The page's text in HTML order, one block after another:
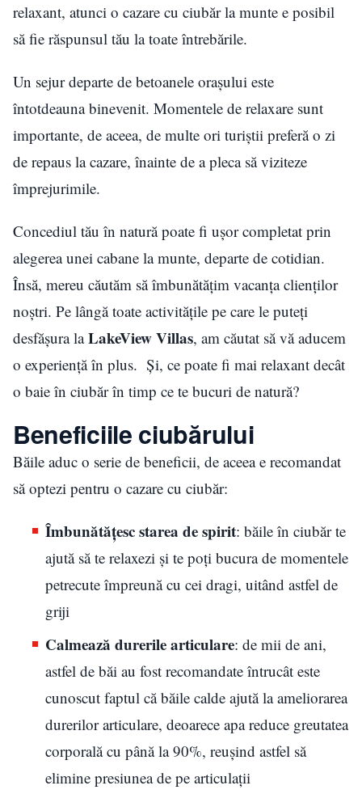
relaxant, atunci o cazare cu ciubăr la munte e posibil
să fie răspunsul tău la toate întrebările.
Un sejur departe de betoanele orașului este
întotdeauna binevenit. Momentele de relaxare sunt
importante, de aceea, de multe ori turiștii preferă o zi
de repaus la cazare, înainte de a pleca să viziteze
împrejurimile.
Concediul tău în natură poate fi ușor completat prin
alegerea unei cabane la munte, departe de cotidian.
Însă, mereu căutăm să îmbunătățim vacanța clienților
noștri. Pe lângă toate activitățile pe care le puteți
desfășura laLakeView Villas, am căutat să vă aducem
o experiență în plus. Și, ce poate fi mai relaxant decât
o baie în ciubăr în timp ce te bucuri de natură?
Beneficiile ciubărului
Băile aduc o serie de beneficii, de aceea e recomandat
să optezi pentru o cazare cu ciubăr:
Îmbunătățesc starea de spirit: băile în ciubăr te
ajută să te relaxezi și te poți bucura de momentele
petrecute împreună cu cei dragi, uitând astfel de
griji
Calmează durerile articulare: de mii de ani,
astfel de băi au fost recomandate întrucât este
cunoscut faptul că băile calde ajută la ameliorarea
durerilor articulare, deoarece apa reduce greutatea
corporală cu până la 90%, reușind astfel să
elimine presiunea de pe articulații